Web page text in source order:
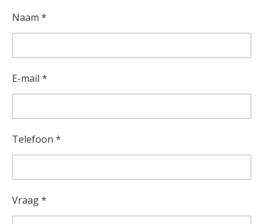
Naam *
E-mail *
Telefoon *
Vraag *